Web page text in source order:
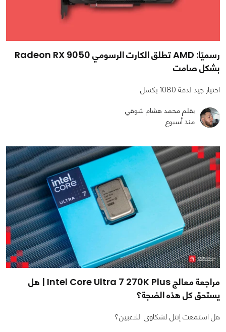
رسميًا: AMD تطلق الكارت الرسومي Radeon RX 9050
بشكل صامت
اختيار جيد لدقة 1080 بكسل
بقلم محمد هشام شوقي
منذ أسبوع
مراجعة معالج Intel Core Ultra 7 270K Plus | هل
يستحق كل هذه الضجة؟
هل استمعت إنتل لشكاوى اللاعبين؟